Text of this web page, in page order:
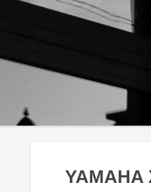
YAMAHA